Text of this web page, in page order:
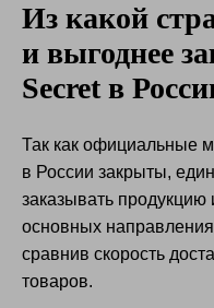
Из какой
и выгоднее
Secret в
Так как официальные
в России закрыты,
заказывать продукцию
основных
сравнив скорость
товаров.